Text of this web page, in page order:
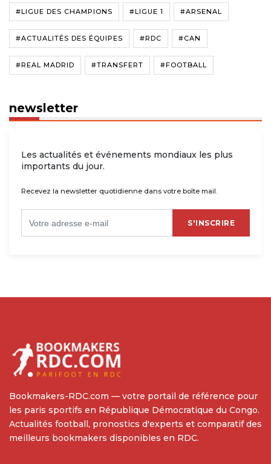
#LIGUE DES CHAMPIONS #LIGUE 1 #ARSENAL
#ACTUALITÉS DES ÉQUIPES #RDC #CAN
#REAL MADRID #TRANSFERT #FOOTBALL
newsletter
Les actualités et événements mondiaux les plus
importants du jour.
Recevez la newsletter quotidienne dans votre boîte mail.
S'INSCRIRE
Bookmakers-RDC.com — votre portail de référence pour
les paris sportifs en République Démocratique du Congo.
Actualités football, pronostics d'experts et comparatif des
meilleurs bookmakers disponibles en RDC.